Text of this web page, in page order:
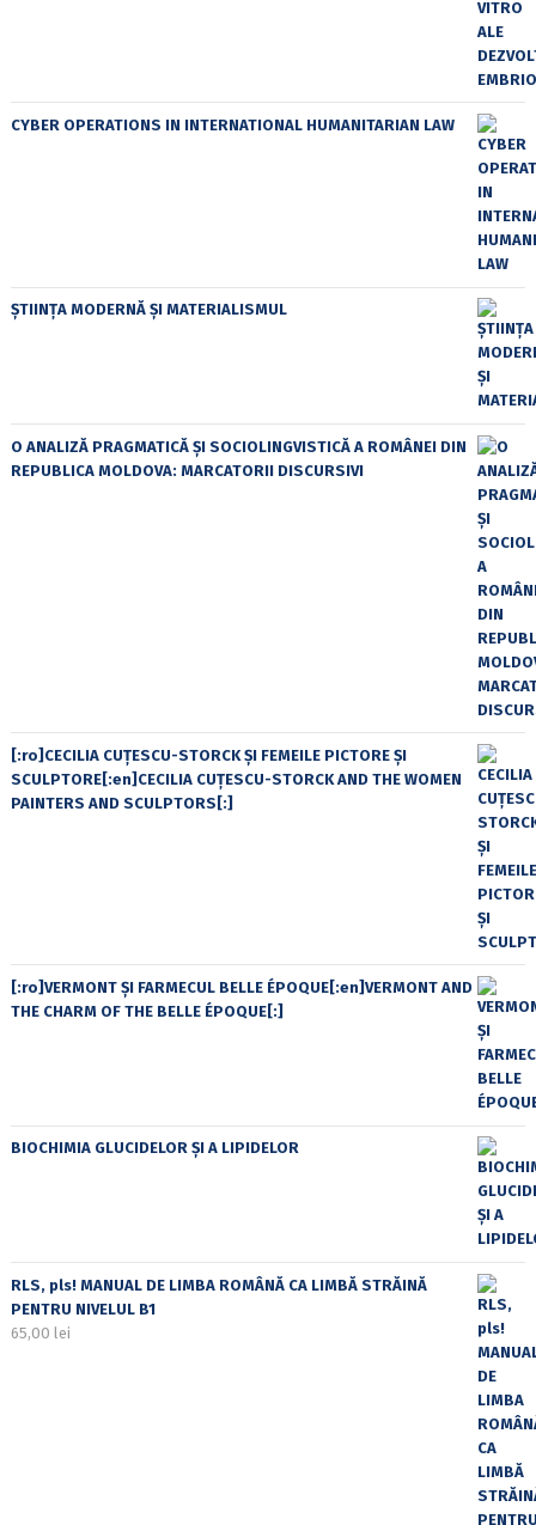
CYBER OPERATIONS IN INTERNATIONAL HUMANITARIAN LAW
ȘTIINȚA MODERNĂ ȘI MATERIALISMUL
O ANALIZĂ PRAGMATICĂ ȘI SOCIOLINGVISTICĂ A ROMÂNEI DIN
REPUBLICA MOLDOVA: MARCATORII DISCURSIVI
[:ro]CECILIA CUŢESCU-STORCK ŞI FEMEILE PICTORE ŞI
SCULPTORE[:en]CECILIA CUŢESCU-STORCK AND THE WOMEN
PAINTERS AND SCULPTORS[:]
[:ro]VERMONT ȘI FARMECUL BELLE ÉPOQUE[:en]VERMONT AND
THE CHARM OF THE BELLE ÉPOQUE[:]
BIOCHIMIA GLUCIDELOR ȘI A LIPIDELOR
RLS, pls! MANUAL DE LIMBA ROMÂNĂ CA LIMBĂ STRĂINĂ
PENTRU NIVELUL B1
65,00 lei